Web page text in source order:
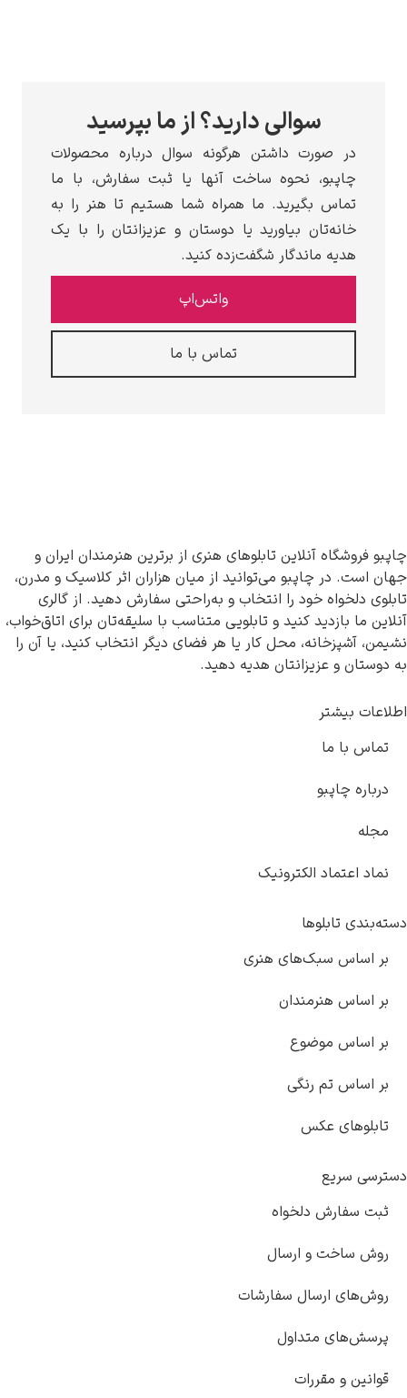
سوالی دارید؟ از ما بپرسید
در صورت داشتن هرگونه سوال درباره محصولات
چاپبو، نحوه ساخت آنها یا ثبت سفارش، با ما
تماس بگیرید. ما همراه شما هستیم تا هنر را به
خانه‌تان بیاورید یا دوستان و عزیزانتان را با یک
هدیه ماندگار شگفت‌زده کنید.
واتس‌اپ
تماس با ما
چاپبو فروشگاه آنلاین تابلوهای هنری از برترین هنرمندان ایران و
جهان است. در چاپبو می‌توانید از میان هزاران اثر کلاسیک و مدرن،
تابلوی دلخواه خود را انتخاب و به‌راحتی سفارش دهید. از گالری
آنلاین ما بازدید کنید و تابلویی متناسب با سلیقه‌تان برای اتاق‌خواب،
نشیمن، آشپزخانه، محل کار یا هر فضای دیگر انتخاب کنید، یا آن را
به دوستان و عزیزانتان هدیه دهید.
اطلاعات بیشتر
تماس با ما
درباره چاپبو
مجله
نماد اعتماد الکترونیک
دسته‌بندی تابلوها
بر اساس سبک‌های هنری
بر اساس هنرمندان
بر اساس موضوع
بر اساس تم رنگی
تابلوهای عکس
دسترسی سریع
ثبت سفارش دلخواه
روش ساخت و ارسال
روش‌های ارسال سفارشات
پرسش‌های متداول
قوانین و مقررات